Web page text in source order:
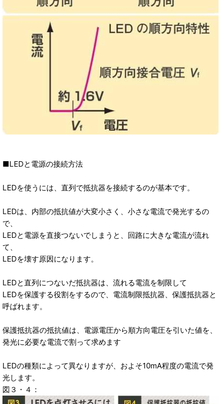
■LEDと電源の接続方法
LEDを使うには、直列で抵抗器を接続するのが基本です。
LEDは、内部の抵抗値が大変小さく、小さな電流で発光するの
で、
LEDと電源を直接つないでしまうと、回路に大きな電流が流れ
て、
LEDを壊す原因になります。
LEDと直列につないだ抵抗器は、流れる電流を制限して
LEDを保護する役割をするので、電流制限抵抗器、保護抵抗器と
呼ばれます。
保護抵抗器の抵抗値は、電源電圧から順方向電圧を引いた値を、
発光に必要な電流で割って求めます
LEDの種類によって異なりますが、およそ10mA程度の電流で発
光します。
図３・４：